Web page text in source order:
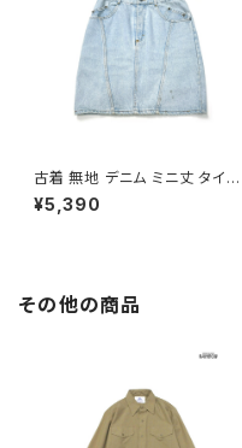
古着 無地 デニム ミニ丈 タイト
スカート 青 水色 (btu260302
7)
¥5,390
その他の商品